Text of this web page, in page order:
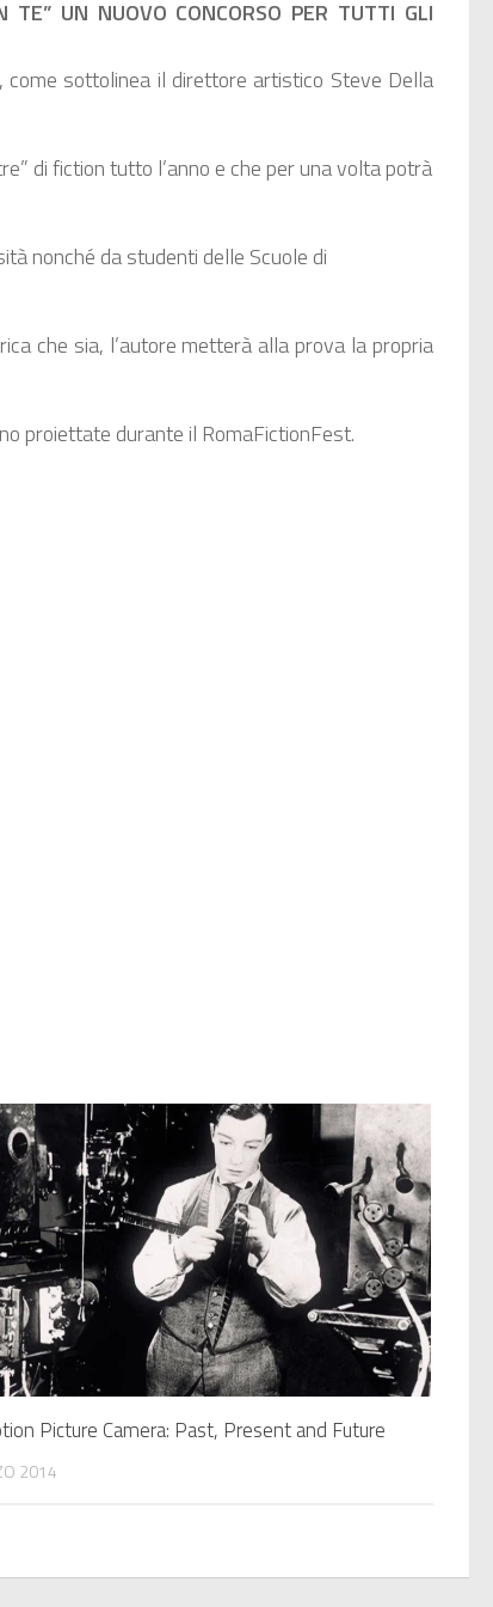
TE” UN NUOVO CONCORSO PER TUTTI GLI
come sottolinea il direttore artistico Steve Della
di fiction tutto l’anno e che per una volta potrà
nonché da studenti delle Scuole di
che sia, l’autore metterà alla prova la propria
proiettate durante il RomaFictionFest.
Picture Camera: Past, Present and Future
2014